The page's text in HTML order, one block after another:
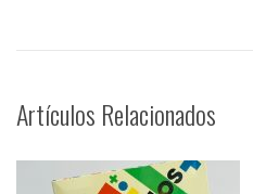
Artículos Relacionados